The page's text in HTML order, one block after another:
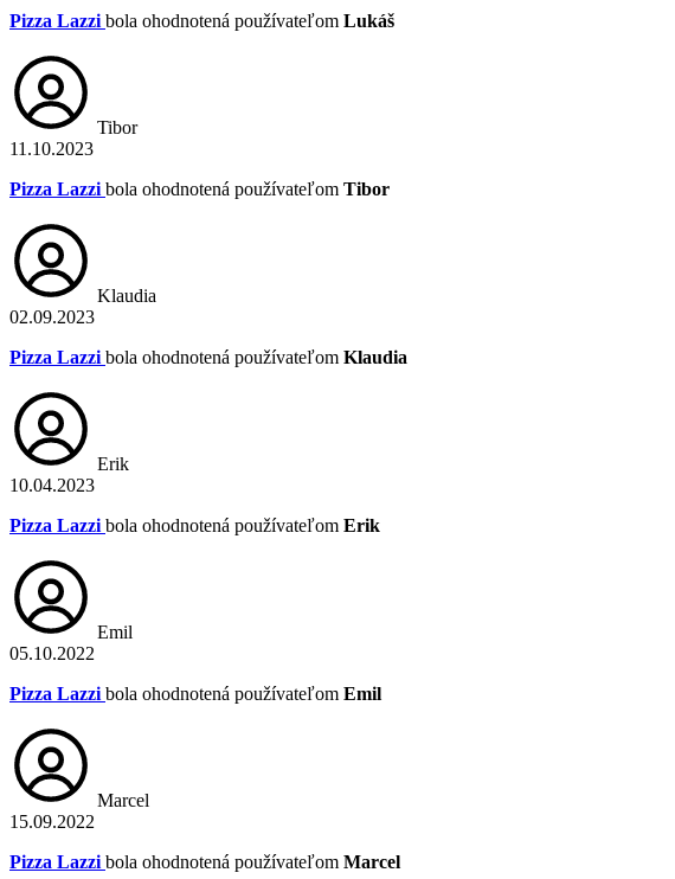
Pizza Lazzi bola ohodnotená používateľom Lukáš
Tibor
11.10.2023
Pizza Lazzi bola ohodnotená používateľom Tibor
Klaudia
02.09.2023
Pizza Lazzi bola ohodnotená používateľom Klaudia
Erik
10.04.2023
Pizza Lazzi bola ohodnotená používateľom Erik
Emil
05.10.2022
Pizza Lazzi bola ohodnotená používateľom Emil
Marcel
15.09.2022
Pizza Lazzi bola ohodnotená používateľom Marcel